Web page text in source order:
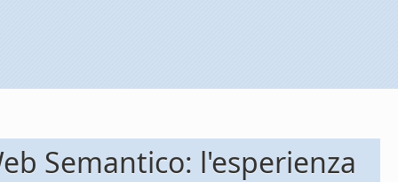
Semantico: l'esperienza